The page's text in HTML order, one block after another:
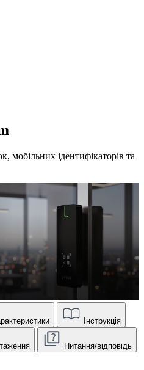
мобільних ідентифікаторів та
Інструкція
Питання/відповідь